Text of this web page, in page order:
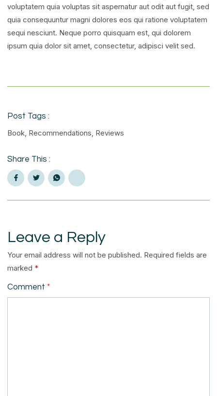
voluptatem quia voluptas sit aspernatur aut odit aut fugit, sed
quia consequuntur magni dolores eos qui ratione voluptatem
sequi nesciunt. Neque porro quisquam est, qui dolorem
ipsum quia dolor sit amet, consectetur, adipisci velit sed.
Post Tags :
Book, Recommendations, Reviews
Share This :
Leave a Reply
Your email address will not be published. Required fields are
marked *
Comment *